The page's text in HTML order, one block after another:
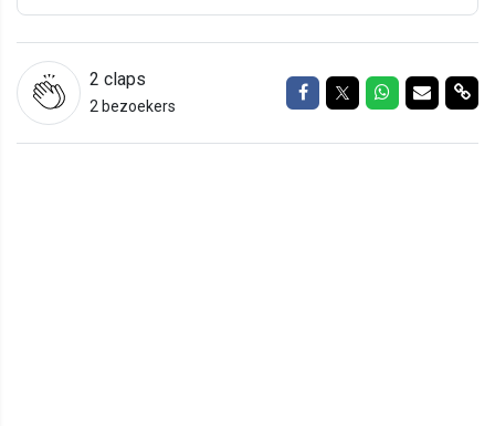
2 claps
2 bezoekers
Delen op Facebook
Delen op Twitter
Delen op
Delen